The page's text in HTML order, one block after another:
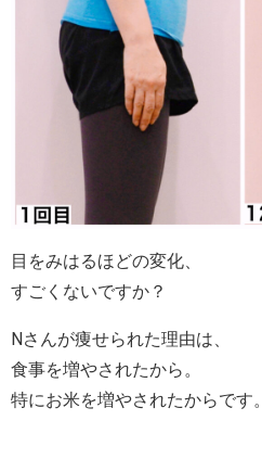
目をみはるほどの変化、
すごくないですか？
Nさんが痩せられた理由は、
食事を増やされたから。
特にお米を増やされたからです。